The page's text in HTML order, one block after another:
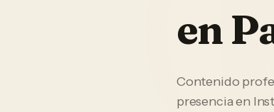
en
Contenido
presencia en